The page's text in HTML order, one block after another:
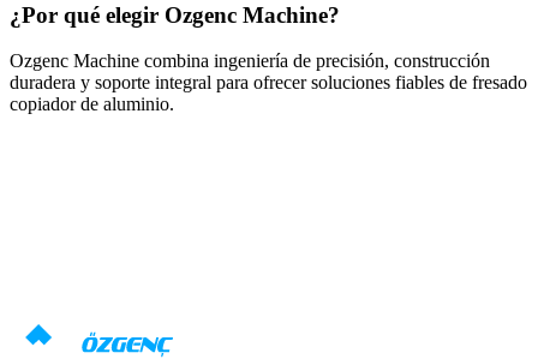
¿Por qué elegir Ozgenc Machine?
Ozgenc Machine combina ingeniería de precisión, construcción
duradera y soporte integral para ofrecer soluciones fiables de fresado
copiador de aluminio.
Solicitar precio Descargar catálogo